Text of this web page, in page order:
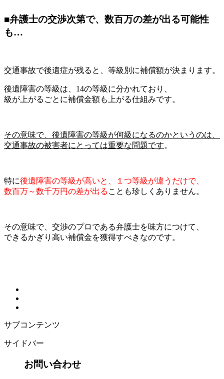
■弁護士の交渉次第で、数百万の差が出る可能性
も…
交通事故で後遺症が残ると、等級別に補償額が決まります。
後遺障害の等級は、14の等級に分かれており、
級が上がるごとに補償金額も上がる仕組みです。
その意味で、後遺障害の等級が何級になるのかというのは、
交通事故の被害者にとっては重要な問題です。
特に後遺障害の等級が高いと、１つ等級が違うだけで、
数百万～数千万円の差が出る ことも珍しくありません。
その意味で、交渉のプロである弁護士を味方につけて、
できるかぎり高い補償金を獲得すべきなのです。
サブコンテンツ
サイドバー
お問い合わせ